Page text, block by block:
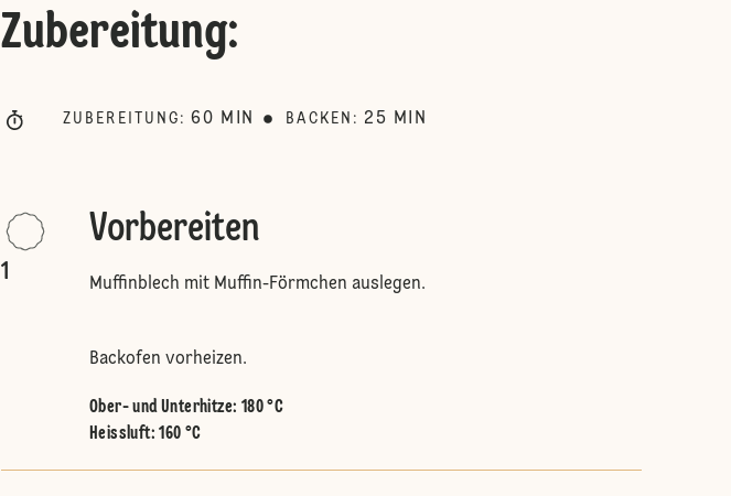
Zubereitung:
ZUBEREITUNG : 60 MIN BACKEN : 25 MIN
1
Vorbereiten
Muffinblech mit Muffin-Förmchen auslegen.
Backofen vorheizen.
Ober- und Unterhitze: 180 °C
Heissluft: 160 °C